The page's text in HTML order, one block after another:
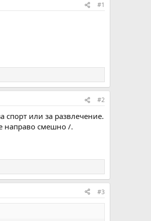
#1
#2
спорт или за развлечение.
направо смешно /.
#3